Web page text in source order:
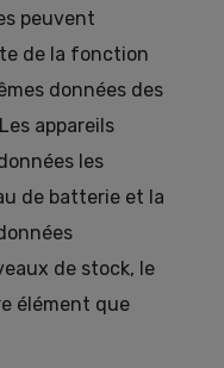
peuvent
de la fonction
données des
appareils
les
de batterie et la
de stock, le
élément que